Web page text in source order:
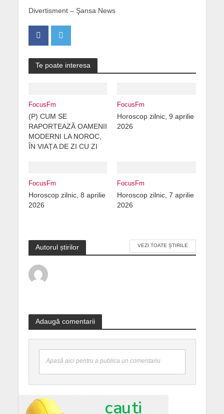
Divertisment – Şansa News
Te poate interesa
FocusFm
(P) CUM SE
RAPORTEAZĂ OAMENII
MODERNI LA NOROC,
ÎN VIAȚA DE ZI CU ZI
FocusFm
Horoscop zilnic, 9 aprilie
2026
FocusFm
Horoscop zilnic, 8 aprilie
2026
FocusFm
Horoscop zilnic, 7 aprilie
2026
Autorul știrilor VEZI TOATE ȘTIRILE
Adaugă comentarii
Apasă aici pentru a publica un comentariu